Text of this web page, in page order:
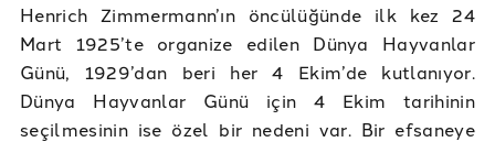
Henrich Zimmermann’ın öncülüğünde ilk kez 24
Mart 1925’te organize edilen Dünya Hayvanlar
Günü, 1929’dan beri her 4 Ekim’de kutlanıyor.
Dünya Hayvanlar Günü için 4 Ekim tarihinin
seçilmesinin ise özel bir nedeni var. Bir efsaneye